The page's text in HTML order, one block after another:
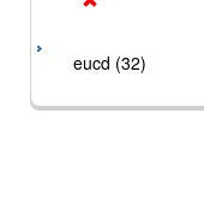
eucd (32)